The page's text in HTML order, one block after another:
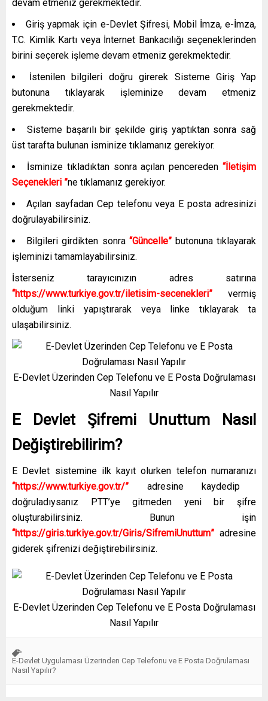
devam etmeniz gerekmektedir.
Giriş yapmak için e-Devlet Şifresi, Mobil İmza, e-İmza,
T.C. Kimlik Kartı veya İnternet Bankacılığı seçeneklerinden
birini seçerek işleme devam etmeniz gerekmektedir.
İstenilen bilgileri doğru girerek Sisteme Giriş Yap
butonuna tıklayarak işleminize devam etmeniz
gerekmektedir.
Sisteme başarılı bir şekilde giriş yaptıktan sonra sağ
üst tarafta bulunan isminize tıklamanız gerekiyor.
İsminize tıkladıktan sonra açılan pencereden“İletişim
Seçenekleri ”ne tıklamanız gerekiyor.
Açılan sayfadan Cep telefonu veya E posta adresinizi
doğrulayabilirsiniz.
Bilgileri girdikten sonra “Güncelle”butonuna tıklayarak
işleminizi tamamlayabilirsiniz.
İsterseniz tarayıcınızın adres satırına
“https://www.turkiye.gov.tr/iletisim-secenekleri”
vermiş
olduğum linki yapıştırarak veya linke tıklayarak ta
ulaşabilirsiniz.
E-Devlet Üzerinden Cep Telefonu ve E Posta Doğrulaması
Nasıl Yapılır
E Devlet Şifremi Unuttum Nasıl
Değiştirebilirim?
E Devlet sistemine ilk kayıt olurken telefon numaranızı
“https://www.turkiye.gov.tr/” adresine kaydedip
doğruladıysanız PTT’ye gitmeden yeni bir şifre
oluşturabilirsiniz. Bunun işin
“https://giris.turkiye.gov.tr/Giris/SifremiUnuttum” adresine
giderek şifrenizi değiştirebilirsiniz.
E-Devlet Üzerinden Cep Telefonu ve E Posta Doğrulaması
Nasıl Yapılır
E-Devlet Uygulaması Üzerinden Cep Telefonu ve E Posta Doğrulaması
Nasıl Yapılır?